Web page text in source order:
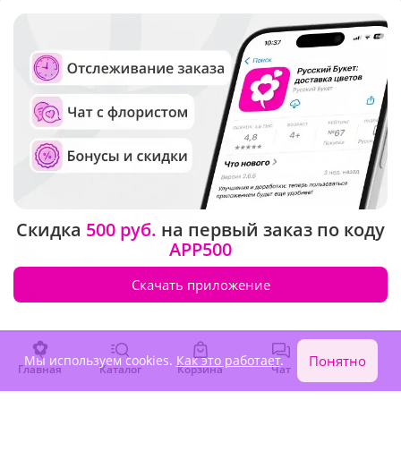
сафари"
В наличии
2 450 ₽
5(130)
Набор сладостей
клубникой
В наличии
6 360 ₽
Главная Каталог Корзина Чат Войти
Скидка 500 руб. на первый заказ по коду
APP500
Скачать приложение
Мы используем cookies. Как это работает. Понятно